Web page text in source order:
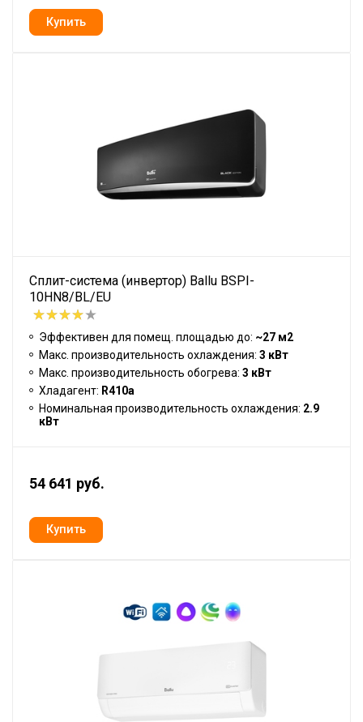
Сплит-система (инвертор) Ballu BSPI-
10HN8/BL/EU
Эффективен для помещ. площадью до: ~27 м2
Макс. производительность охлаждения: 3 кВт
Макс. производительность обогрева: 3 кВт
Хладагент: R410a
Номинальная производительность охлаждения: 2.9
кВт
54 641 руб.